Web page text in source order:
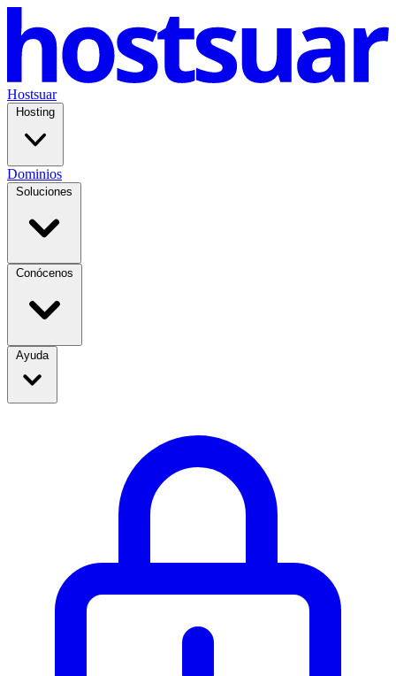
Hostsuar
Hosting
Dominios
Soluciones
Conócenos
Ayuda